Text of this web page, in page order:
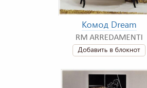
Комод Dream
RM ARREDAMENTI
Добавить в блокнот